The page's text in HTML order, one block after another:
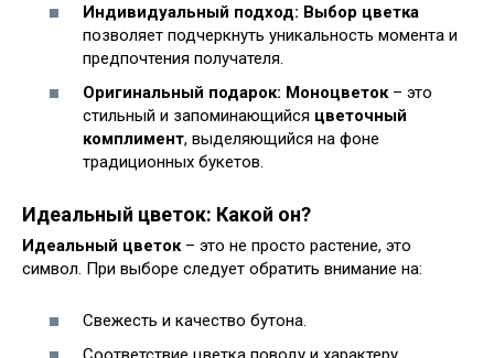
Индивидуальный подход: Выбор цветка
позволяет подчеркнуть уникальность момента и
предпочтения получателя.
Оригинальный подарок: Моноцветок– это
стильный и запоминающийся цветочный
комплимент, выделяющийся на фоне
традиционных букетов.
Идеальный цветок: Какой он?
Идеальный цветок– это не просто растение, это
символ. При выборе следует обратить внимание на:
Свежесть и качество бутона.